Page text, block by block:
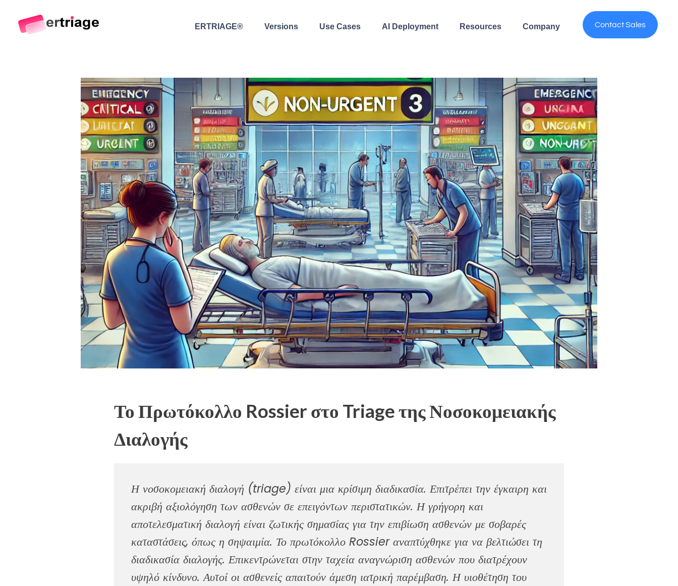
ERTRIAGE® Versions Use Cases AI Deployment Resources Company Contact Sales
Το Πρωτόκολλο Rossier στο Triage της Νοσοκομειακής
Διαλογής
Η νοσοκομειακή διαλογή (triage) είναι μια κρίσιμη διαδικασία. Επιτρέπει την έγκαιρη και
ακριβή αξιολόγηση των ασθενών σε επειγόντων περιστατικών. Η γρήγορη και
αποτελεσματική διαλογή είναι ζωτικής σημασίας για την επιβίωση ασθενών με σοβαρές
καταστάσεις, όπως η σηψαιμία. Το πρωτόκολλο Rossier αναπτύχθηκε για να βελτιώσει τη
διαδικασία διαλογής. Επικεντρώνεται στην ταχεία αναγνώριση ασθενών που διατρέχουν
υψηλό κίνδυνο. Αυτοί οι ασθενείς απαιτούν άμεση ιατρική παρέμβαση. Η υιοθέτηση του